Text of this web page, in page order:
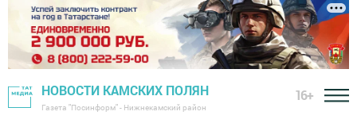
НОВОСТИ КАМСКИХ ПОЛЯН
Газета "Посинформ" - Нижнекамский район
16+